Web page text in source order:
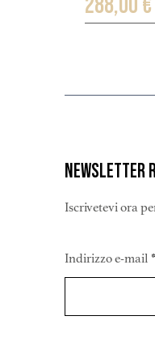
NEWSLETTER
Iscrivetevi ora
Indirizzo e-mail